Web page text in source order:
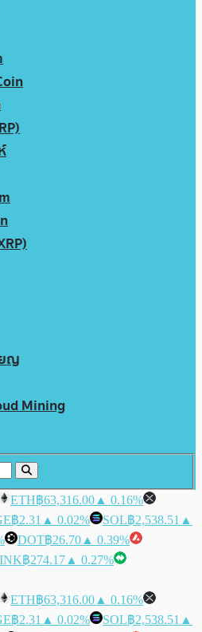
ยญ
Mining
ETH฿63,316.00 ▲ 0.16%
฿2.31 ▲ 0.02% SOL฿2,538.51 ▲
DOT฿26.70 ▲ 0.39%
฿274.17 ▲ 0.27%
ETH฿63,316.00 ▲ 0.16%
฿2.31 ▲ 0.02% SOL฿2,538.51 ▲